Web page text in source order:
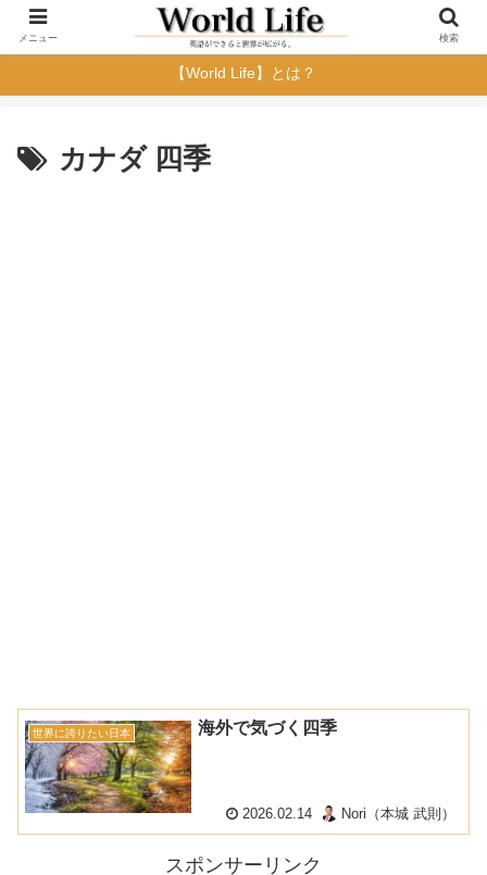
【World Life】とは？
カナダ 四季
世界に誇りたい日本 海外で気づく四季
2026.02.14 Nori（本城 武則）
スポンサーリンク
メニュー 検索